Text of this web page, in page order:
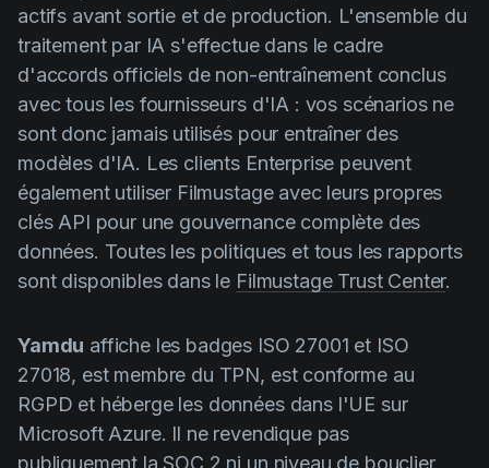
actifs avant sortie et de production. L'ensemble du
traitement par IA s'effectue dans le cadre
d'accords officiels de non-entraînement conclus
avec tous les fournisseurs d'IA : vos scénarios ne
sont donc jamais utilisés pour entraîner des
modèles d'IA. Les clients Enterprise peuvent
également utiliser Filmustage avec leurs propres
clés API pour une gouvernance complète des
données. Toutes les politiques et tous les rapports
sont disponibles dans le Filmustage Trust Center.
Yamdu affiche les badges ISO 27001 et ISO
27018, est membre du TPN, est conforme au
RGPD et héberge les données dans l'UE sur
Microsoft Azure. Il ne revendique pas
publiquement la SOC 2 ni un niveau de bouclier